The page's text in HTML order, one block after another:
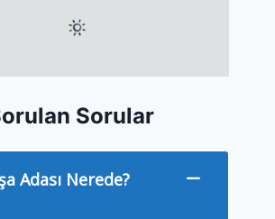
Sorular
Adası Nerede?